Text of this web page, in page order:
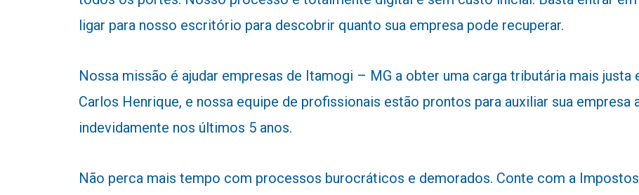
ligar para nosso escritório para descobrir quanto sua empresa pode recuperar.
Nossa missão é ajudar empresas de Itamogi – MG a obter uma carga tributária mais
Carlos Henrique, e nossa equipe de profissionais estão prontos para auxiliar sua
indevidamente nos últimos 5 anos.
Não perca mais tempo com processos burocráticos e demorados. Conte com a